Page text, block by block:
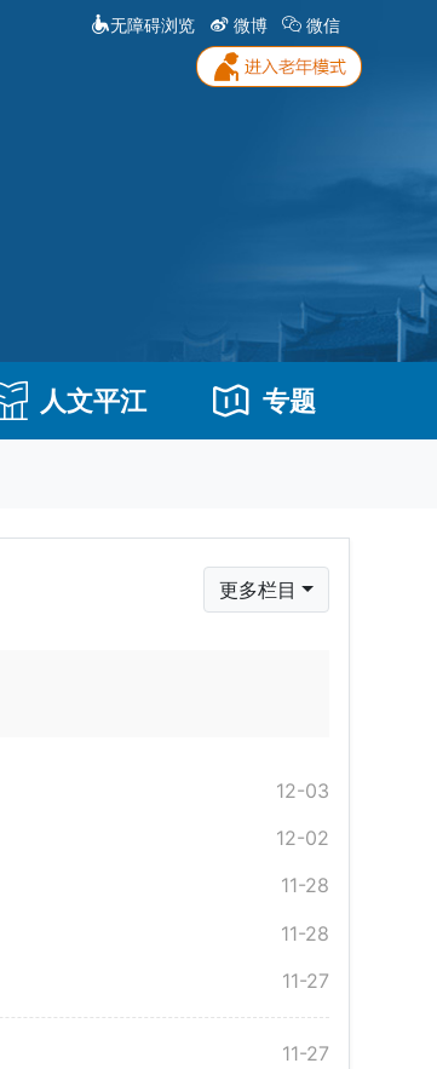
无障碍浏览 微博 微信
人文平江 专题
更多栏目
12-03
12-02
11-28
11-28
11-27
11-27